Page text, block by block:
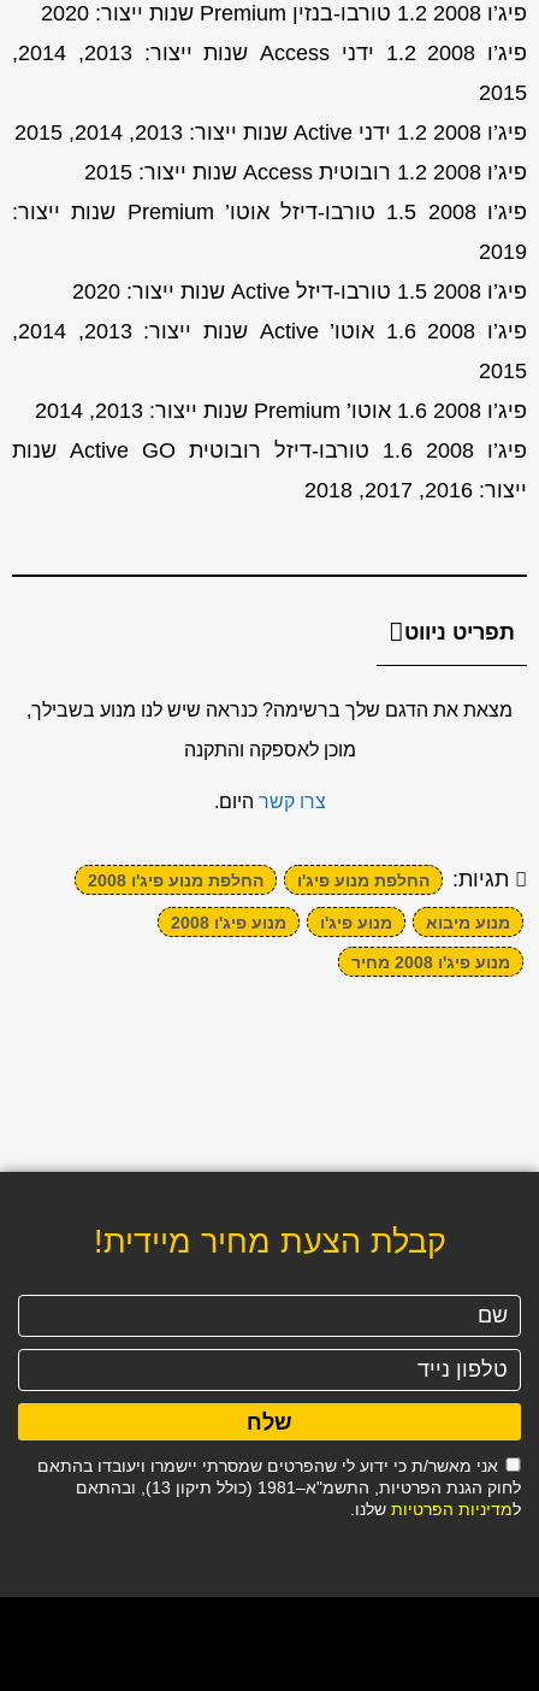
פיג’ו 2008 1.2 טורבו-בנזין Premium שנות ייצור: 2020
פיג’ו 2008 1.2 ידני Access שנות ייצור: 2013, 2014,
2015
פיג’ו 2008 1.2 ידני Active שנות ייצור: 2013, 2014, 2015
פיג’ו 2008 1.2 רובוטית Access שנות ייצור: 2015
פיג’ו 2008 1.5 טורבו-דיזל אוטו’ Premium שנות ייצור:
2019
פיג’ו 2008 1.5 טורבו-דיזל Active שנות ייצור: 2020
פיג’ו 2008 1.6 אוטו’ Active שנות ייצור: 2013, 2014,
2015
פיג’ו 2008 1.6 אוטו’ Premium שנות ייצור: 2013, 2014
פיג’ו 2008 1.6 טורבו-דיזל רובוטית Active GO שנות
ייצור: 2016, 2017, 2018
תפריט ניווט
מצאת את הדגם שלך ברשימה? כנראה שיש לנו מנוע בשבילך,
מוכן לאספקה והתקנה
צרו קשר היום.
תגיות: החלפת מנוע פיג'ו החלפת מנוע פיג'ו 2008
מנוע מיבוא מנוע פיג'ו מנוע פיג'ו 2008
מנוע פיג'ו 2008 מחיר
קבלת הצעת מחיר מיידית!
אני מאשר/ת כי ידוע לי שהפרטים שמסרתי יישמרו ויעובדו בהתאם
לחוק הגנת הפרטיות, התשמ"א–1981 (כולל תיקון 13), ובהתאם
למדיניות הפרטיות שלנו.
שלח